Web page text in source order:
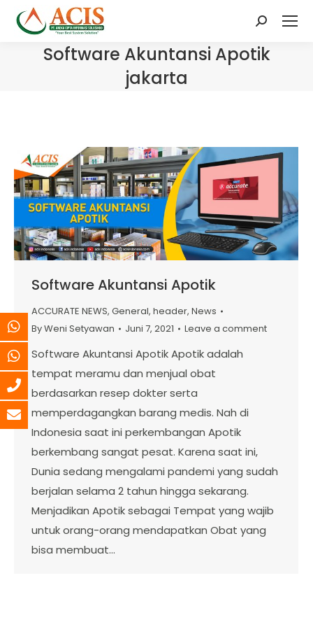
Search:
Software Akuntansi Apotik
jakarta
Software Akuntansi Apotik
ACCURATE NEWS, General, header, News
ByWeni Setyawan Juni 7, 2021 Leave a comment
Software Akuntansi Apotik Apotik adalah
tempat meramu dan menjual obat
berdasarkan resep dokter serta
memperdagangkan barang medis. Nah di
Indonesia saat ini perkembangan Apotik
berkembang sangat pesat. Karena saat ini,
Dunia sedang mengalami pandemi yang sudah
berjalan selama 2 tahun hingga sekarang.
Menjadikan Apotik sebagai Tempat yang wajib
untuk orang-orang mendapatkan Obat yang
bisa membuat…